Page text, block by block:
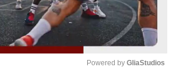
Powered by GliaStudios